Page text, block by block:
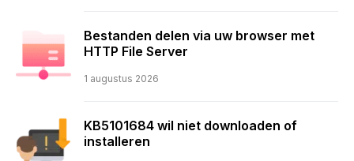
Bestanden delen via uw browser met
HTTP File Server
1 augustus 2026
KB5101684 wil niet downloaden of
installeren